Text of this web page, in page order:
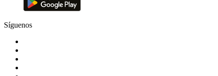
Síguenos